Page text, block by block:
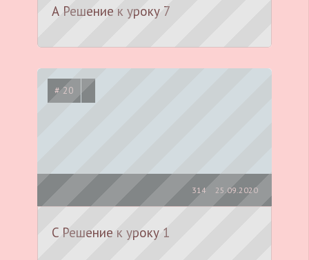
А Решение к уроку 7
# 20
25.09.2020
314
C Решение к уроку 1